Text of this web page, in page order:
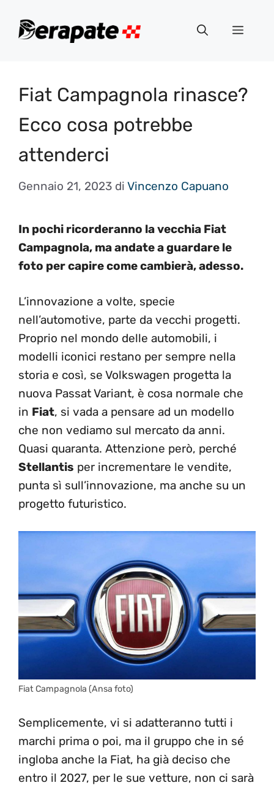
Menu
Fiat Campagnola rinasce?
Ecco cosa potrebbe
attenderci
Gennaio 21, 2023 di Vincenzo Capuano
In pochi ricorderanno la vecchia Fiat
Campagnola, ma andate a guardare le
foto per capire come cambierà, adesso.
L’innovazione a volte, specie
nell’automotive, parte da vecchi progetti.
Proprio nel mondo delle automobili, i
modelli iconici restano per sempre nella
storia e così, se Volkswagen progetta la
nuova Passat Variant, è cosa normale che
in Fiat, si vada a pensare ad un modello
che non vediamo sul mercato da anni.
Quasi quaranta. Attenzione però, perché
Stellantis per incrementare le vendite,
punta sì sull’innovazione, ma anche su un
progetto futuristico.
Fiat Campagnola (Ansa foto)
Semplicemente, vi si adatteranno tutti i
marchi prima o poi, ma il gruppo che in sé
ingloba anche la Fiat, ha già deciso che
entro il 2027, per le sue vetture, non ci sarà